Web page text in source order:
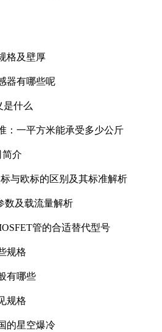
格及壁厚
器有哪些呢
是什么
：一平方米能承受多少公斤
简介
与欧标的区别及其标准解析
数及载流量解析
管的合适替代型号
规格
有哪些
规格
的星空爆冷